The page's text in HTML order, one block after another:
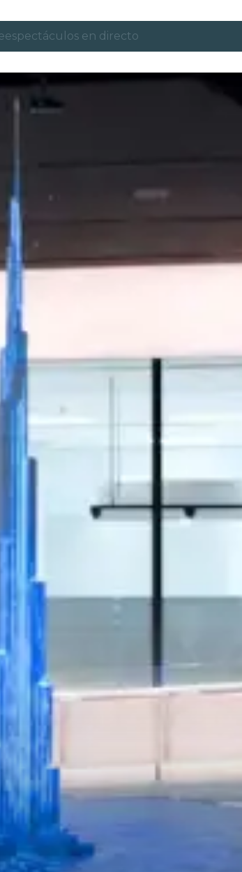
espectáculos en directo
candlelight
exposiciones
Seúl
recorridos por la ciudad
conciertos
restaurantes